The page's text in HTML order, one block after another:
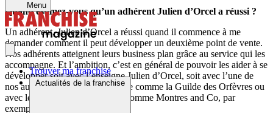
Menu
Trouver ma franchise
Actualités de la franchise
Quand estimez-vous qu’un adhérent Julien d’Orcel a réussi ?
Un adhérent, Julien d’Orcel a réussi quand il commence à me
demander comment il peut développer un deuxième point de vente.
Nos adhérents atteignent leurs business plan grâce au service qui les
accompagne. Et l’ambition, c’est en général de pouvoir les aider à se
développer soit avec l’enseigne Julien d’Orcel, soit avec l’une de
nos autres enseignes en bijouterie comme la Guilde des Orfèvres ou
avec le spécialiste de la montre comme Montres and Co, par
exemple.